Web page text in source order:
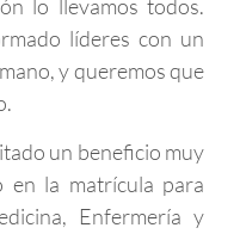
lo llevamos todos.
líderes con un
y queremos que
un beneficio muy
en la matrícula para
Enfermería y